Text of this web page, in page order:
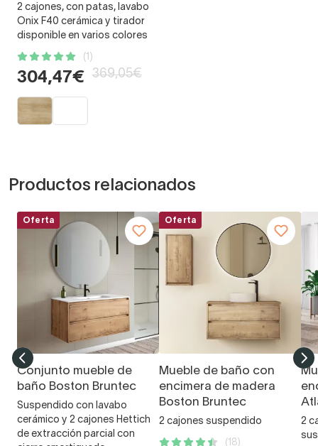
2 cajones, con patas, lavabo
Onix F40 cerámica y tirador
disponible en varios colores
(1)
304,47€ 369,05€
Productos relacionados
Oferta
Conjunto mueble de
baño Boston Bruntec
Suspendido con lavabo
cerámico y 2 cajones Hettich
de extracción parcial con
Oferta
Mueble de baño con
encimera de madera
Boston Bruntec
2 cajones suspendido
(18)
2